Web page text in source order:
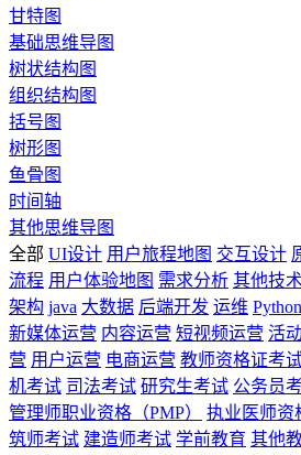
甘特图
基础思维导图
树状结构图
组织结构图
括号图
树形图
鱼骨图
时间轴
其他思维导图
全部 UI设计 用户旅程地图 交互设计
流程 用户体验地图 需求分析 其他技
架构 java 大数据 后端开发 运维 Python
新媒体运营 内容运营 短视频运营 活
营 用户运营 电商运营 教师资格证考
机考试 司法考试 研究生考试 公务员
管理师职业资格（PMP）
执业医师资
筑师考试 建造师考试 学前教育 其他